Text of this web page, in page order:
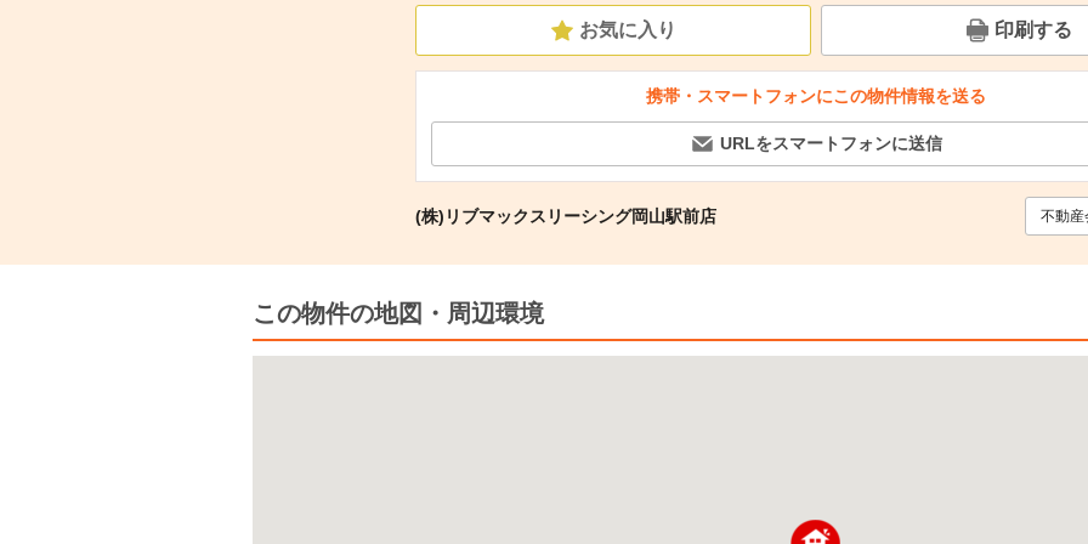
お気に入り 印刷する
携帯・スマートフォンにこの物件情報を送る
URLをスマートフォンに送信
(株)リブマックスリーシング岡山駅前店 不動産
この物件の地図・周辺環境